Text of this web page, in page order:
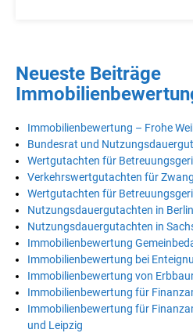
Neueste Beiträge
Immobilienbewertung – Frohe
Bundesrat und
Wertgutachten für
Verkehrswertgutachten für
Wertgutachten für
Nutzungsdauergutachten in Berlin
Nutzungsdauergutachten in
Immobilienbewertung
Immobilienbewertung bei
Immobilienbewertung von
Immobilienbewertung für
Immobilienbewertung für
und Leipzig